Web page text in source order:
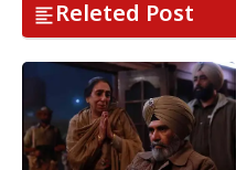
Releted Post